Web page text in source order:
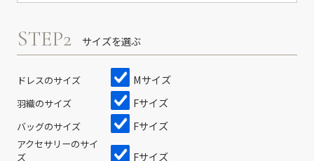
STEP2 サイズを選ぶ
ドレスのサイズ Mサイズ
羽織のサイズ Fサイズ
バッグのサイズ Fサイズ
アクセサリーのサイ
ズ
Fサイズ